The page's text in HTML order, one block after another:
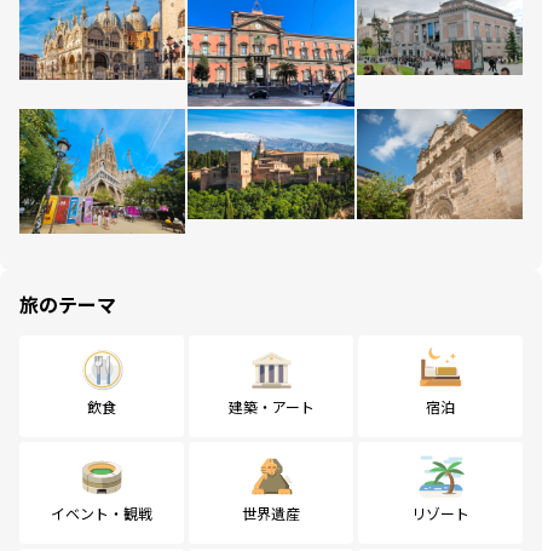
旅のテーマ
飲食 建築・アート 宿泊
イベント・観戦 世界遺産 リゾート